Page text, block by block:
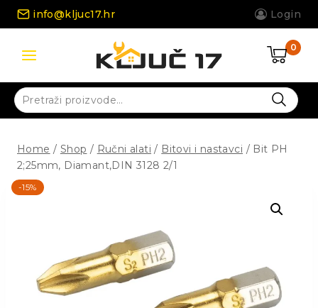
Skip
info@kljuc17.hr Login
0
Pretraži:
Home / Shop / Ručni alati / Bitovi i nastavci / Bit PH
2;25mm, Diamant,DIN 3128 2/1
-15%